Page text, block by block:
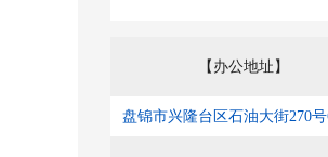
【办公地址】
盘锦市兴隆台区石油大街270号